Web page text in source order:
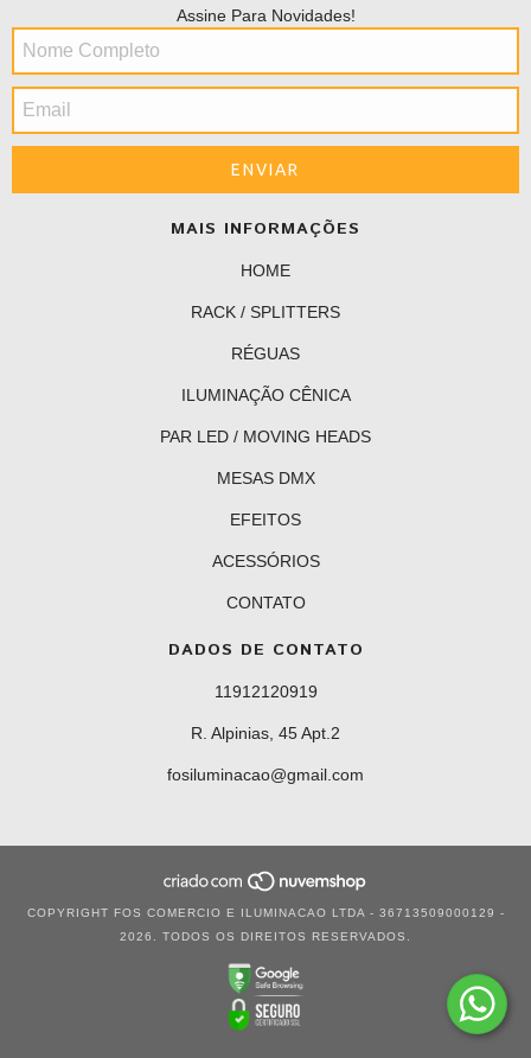
Assine Para Novidades!
MAIS INFORMAÇÕES
HOME
RACK / SPLITTERS
RÉGUAS
ILUMINAÇÃO CÊNICA
PAR LED / MOVING HEADS
MESAS DMX
EFEITOS
ACESSÓRIOS
CONTATO
DADOS DE CONTATO
11912120919
R. Alpinias, 45 Apt.2
fosiluminacao@gmail.com
COPYRIGHT FOS COMERCIO E ILUMINACAO LTDA - 36713509000129 -
2026. TODOS OS DIREITOS RESERVADOS.